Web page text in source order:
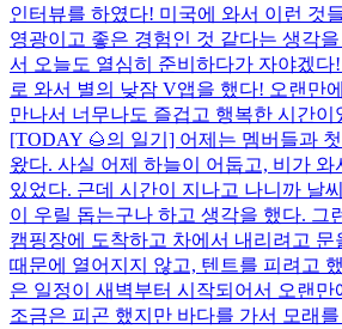
인터뷰를 하였다! 미국에 와서 이런 것
영광이고 좋은 경험인 것 같다는 생각
서 오늘도 열심히 준비하다가 자야겠다
로 와서 별의 낮잠 V앱을 했다! 오랜만
만나서 너무나도 즐겁고 행복한 시간이
[TODAY 🌰의 일기] 어제는 멤버들과
왔다. 사실 어제 하늘이 어둡고, 비가 와
있었다. 근데 시간이 지나고 나니까 날
이 우릴 돕는구나 하고 생각을 했다. 그
캠핑장에 도착하고 차에서 내리려고
때문에 열어지지 않고, 텐트를 피려고
은 일정이 새벽부터 시작되어서 오랜만
조금은 피곤 했지만 바다를 가서 모래